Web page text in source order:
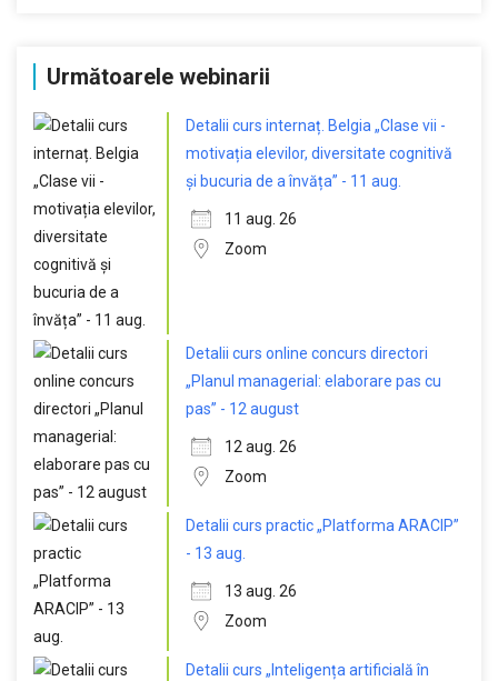
Următoarele webinarii
Detalii curs internaț. Belgia „Clase vii -
motivația elevilor, diversitate cognitivă
și bucuria de a învăța” - 11 aug.
11 aug. 26
Zoom
Detalii curs online concurs directori
„Planul managerial: elaborare pas cu
pas” - 12 august
12 aug. 26
Zoom
Detalii curs practic „Platforma ARACIP”
- 13 aug.
13 aug. 26
Zoom
Detalii curs „Inteligența artificială în